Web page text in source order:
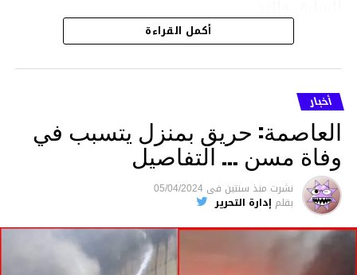
هذا وقد تمكن أعوان مركز الأمن الوطني بحي
هلال في توقيت قياسي من محاصرة المشتبه به
والقبض عليه وإحالته على التحقيق في خصوص
ما نُسبه إليه.
متابعة
قسم الاخبار
أكمل القراءة
أخبار
العاصمة: حريق بمنزل يتسبب في
وفاة مسن … التفاصيل
نشرت منذ سنتين فى 05/04/2024
بقلم إدارة التحرير